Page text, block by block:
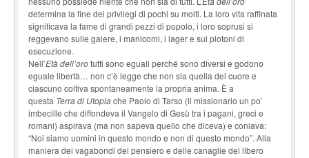
determina la fine dei privilegi di pochi su molti. La loro vita raffinata
significava la fame di grandi pezzi di popolo, i loro soprusi si
reggevano sulle galere, i manicomi, i lager e sui plotoni di
esecuzione.
Nell’Età dell’orotutti sono eguali perché sono diversi e godono
eguale libertà… non c’è legge che non sia quella del cuore e
ciascuno coltiva spontaneamente la propria anima. È a
questa Terra di Utopiache Paolo di Tarso (il missionario un po’
imbecille che diffondeva il Vangelo di Gesù tra i pagani, greci e
romani) aspirava (ma non sapeva quello che diceva) e coniava:
“Noi siamo uomini in questo mondo e non di questo mondo”. Alla
maniera dei vagabondi del pensiero e delle canaglie del libero